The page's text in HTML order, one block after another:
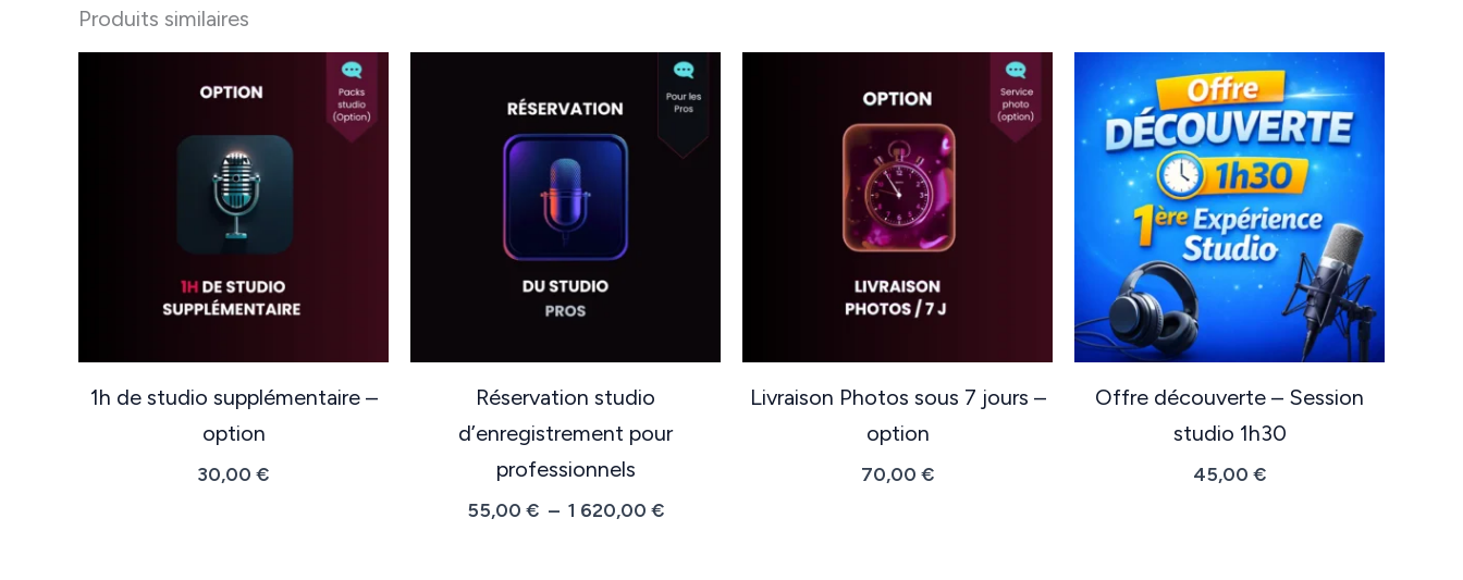
Produits similaires
1h de studio supplémentaire –
option
30,00 €
Réservation studio
d’enregistrement pour
professionnels
55,00 € – 1 620,00 €Plage
Livraison Photos sous 7 jours –
option
70,00 €
Offre découverte – Session
studio 1h30
45,00 €